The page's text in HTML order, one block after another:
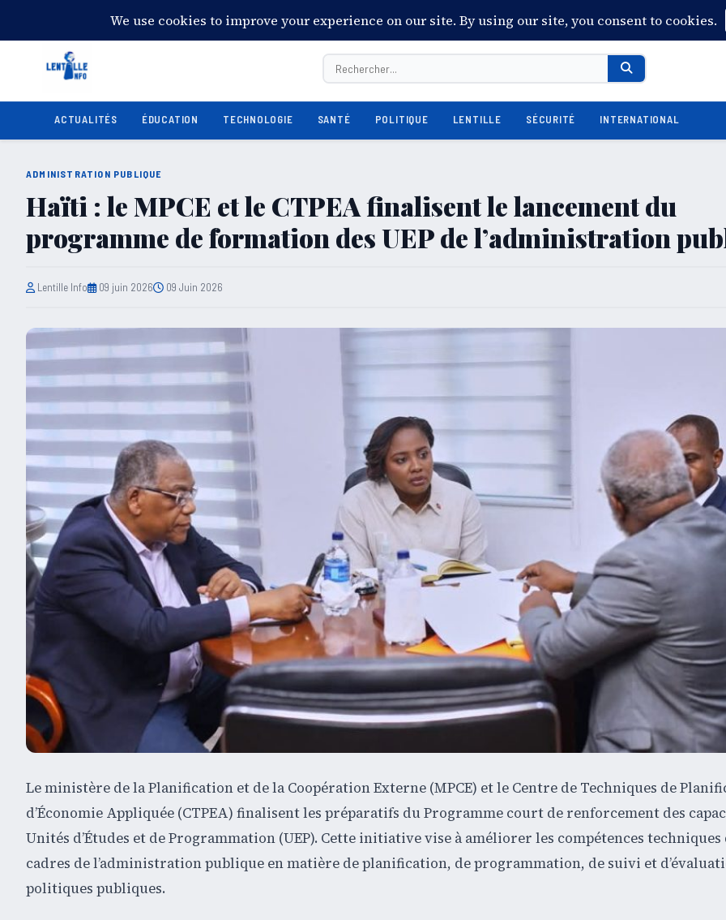
Samedi 8 août 2026 05:26:49 Port-au-Prince
ACTUALITÉS ÉDUCATION TECHNOLOGIE SANTÉ POLITIQUE LENTILLE SÉCURITÉ INTERNATIONAL
ADMINISTRATION PUBLIQUE
Haïti : le MPCE et le CTPEA finalisent le lancement du
programme de formation des UEP de l’administration
Lentille Info 09 juin 2026 09 Juin 2026
Le ministère de la Planification et de la Coopération Externe (MPCE) et le Centre de Techniques de
d’Économie Appliquée (CTPEA) finalisent les préparatifs du Programme court de renforcement des
Unités d’Études et de Programmation (UEP). Cette initiative vise à améliorer les compétences techniques
cadres de l’administration publique en matière de planification, de programmation, de suivi et
politiques publiques.